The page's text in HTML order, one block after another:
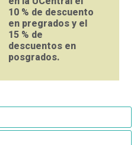
10 % de descuento
en pregrados y el
15 % de
descuentos en
posgrados.